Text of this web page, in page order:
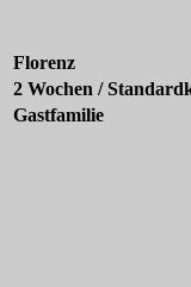
Florenz
2 Wochen /
Gastfamilie